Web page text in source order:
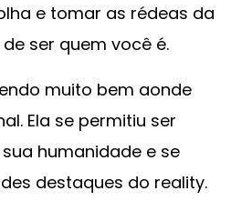
e tomar as rédeas da
ser quem você é.
muito bem aonde
Ela se permitiu ser
humanidade e se
destaques do reality.